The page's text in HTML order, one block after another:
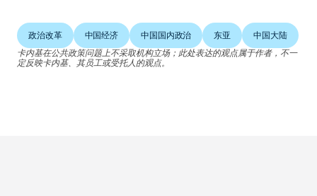
政治改革 中国经济 中国国内政治 东亚
中国大陆
卡内基在公共政策问题上不采取机构立场；此处表达的观点属于作者，不一
定反映卡内基、其员工或受托人的观点。